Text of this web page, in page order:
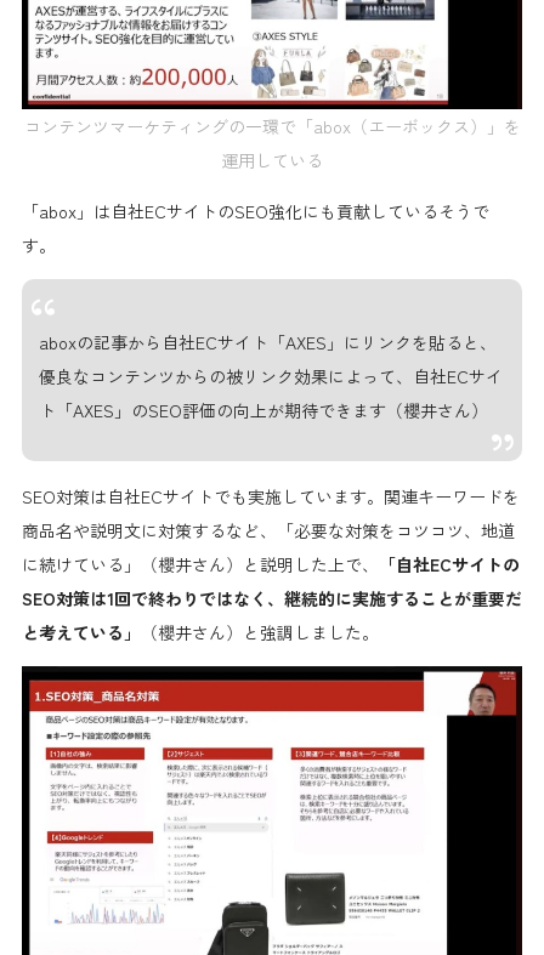
コンテンツマーケティングの一環で「abox（エーボックス）」を
運用している
「abox」は自社ECサイトのSEO強化にも貢献しているそうで
す。
aboxの記事から自社ECサイト「AXES」にリンクを貼ると、
優良なコンテンツからの被リンク効果によって、自社ECサイ
ト「AXES」のSEO評価の向上が期待できます（櫻井さん）
SEO対策は自社ECサイトでも実施しています。関連キーワードを
商品名や説明文に対策するなど、「必要な対策をコツコツ、地道
に続けている」（櫻井さん）と説明した上で、
「自社ECサイトの
SEO対策は1回で終わりではなく、継続的に実施することが重要だ
と考えている」
（櫻井さん）と強調しました。